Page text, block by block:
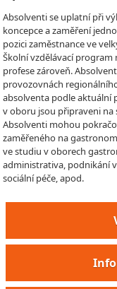
Absolventi se uplatní při
koncepce a zaměření
pozici zaměstnance ve
Školní vzdělávací
profese zároveň.
provozovnách
absolventa podle aktuální
v oboru jsou připraveni
Absolventi mohou
zaměřeného na
ve studiu v oborech
administrativa, podnikání
sociální péče, apod.